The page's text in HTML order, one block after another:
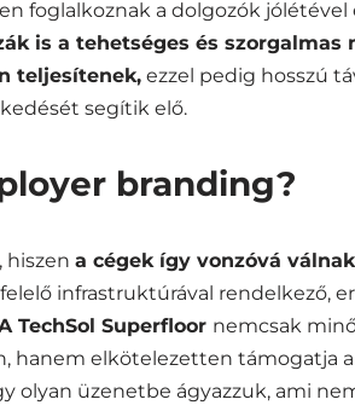
foglalkoznak a dolgozók jólétével
is a tehetséges és szorgalmas
teljesítenek,ezzel pedig hosszú
segítik elő.
branding?
hiszen a cégek így vonzóvá
infrastruktúrával rendelkező,
TechSol Superfloor nemcsak
hanem elkötelezetten támogatja a
olyan üzenetbe ágyazzuk, ami